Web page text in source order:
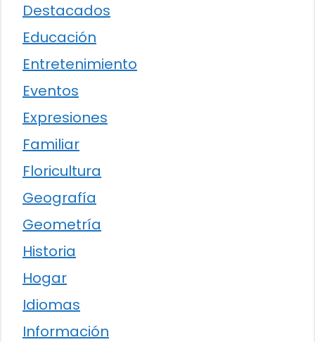
Destacados
Educación
Entretenimiento
Eventos
Expresiones
Familiar
Floricultura
Geografía
Geometría
Historia
Hogar
Idiomas
Información